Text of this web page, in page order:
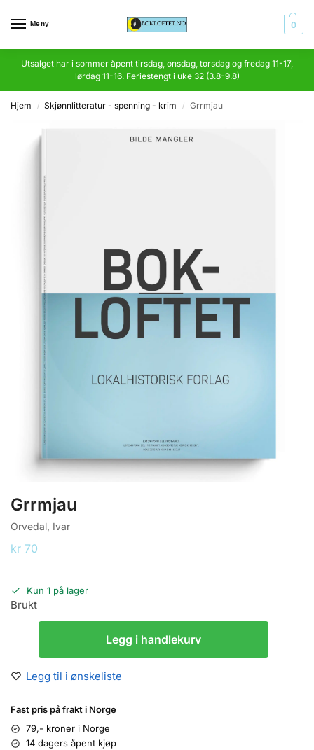
Meny 0
Utsalget har i sommer åpent tirsdag, onsdag, torsdag og fredag 11-17,
lørdag 11-16. Feriestengt i uke 32 (3.8-9.8)
Hjem / Skjønnlitteratur - spenning - krim / Grrmjau
Grrmjau
Orvedal, Ivar
kr 70
Kun 1 på lager
Brukt
Legg i handlekurv
Legg til i ønskeliste
Fast pris på frakt i Norge
79,- kroner i Norge
14 dagers åpent kjøp